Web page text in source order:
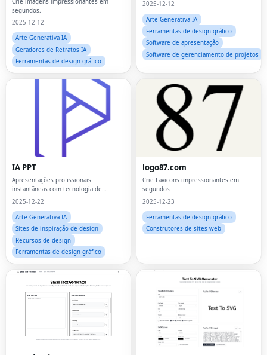
segundos.
2025-12-12
Arte Generativa IA
Geradores de Retratos IA
Ferramentas de design gráfico
2025-12-12
Arte Generativa IA
Ferramentas de design gráfico
Software de apresentação
Software de gerenciamento de projetos
IA PPT
Apresentações profissionais
instantâneas com tecnologia de
IA.Ideias para decks em minutos.
2025-12-22
Arte Generativa IA
Sites de inspiração de design
Recursos de design
Ferramentas de design gráfico
logo87.com
Crie Favicons impressionantes em
segundos
2025-12-23
Ferramentas de design gráfico
Construtores de sites web